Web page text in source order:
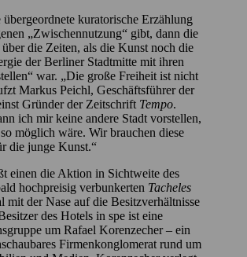
übergeordnete kuratorische Erzählung
„Zwischennutzung“ gibt, dann die
über die Zeiten, als die Kunst noch die
der Berliner Stadtmitte mit ihren
war. „Die große Freiheit ist nicht
Markus Peichl, Geschäftsführer der
Gründer der Zeitschrift Tempo.
ich mir keine andere Stadt vorstellen,
möglich wäre. Wir brauchen diese
die junge Kunst.“
einen die Aktion in Sichtweite des
hochpreisig verbunkerten Tacheles
mit der Nase auf die Besitzverhältnisse
des Hotels in spe ist eine
um Rafael Korenzecher – ein
Firmenkonglomerat rund um